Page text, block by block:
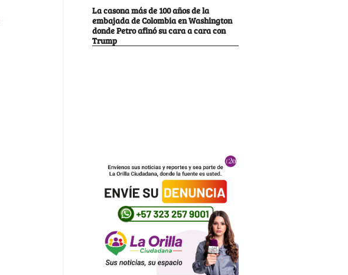
La casona más de 100 años de la
embajada de Colombia en Washington
donde Petro afinó su cara a cara con
Trump